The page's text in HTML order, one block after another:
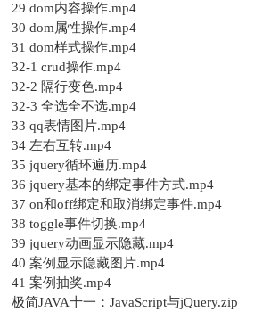
29 dom内容操作.mp4
30 dom属性操作.mp4
31 dom样式操作.mp4
32-1 crud操作.mp4
32-2 隔行变色.mp4
32-3 全选全不选.mp4
33 qq表情图片.mp4
34 左右互转.mp4
35 jquery循环遍历.mp4
36 jquery基本的绑定事件方式.mp4
37 on和off绑定和取消绑定事件.mp4
38 toggle事件切换.mp4
39 jquery动画显示隐藏.mp4
40 案例显示隐藏图片.mp4
41 案例抽奖.mp4
极简JAVA十一：JavaScript与jQuery.zip